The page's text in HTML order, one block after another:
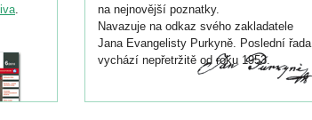
.
na nejnovější poznatky.
Navazuje na odkaz svého zakladatele
Jana Evangelisty Purkyně. Poslední řada
vychází nepřetržitě od roku 1953.